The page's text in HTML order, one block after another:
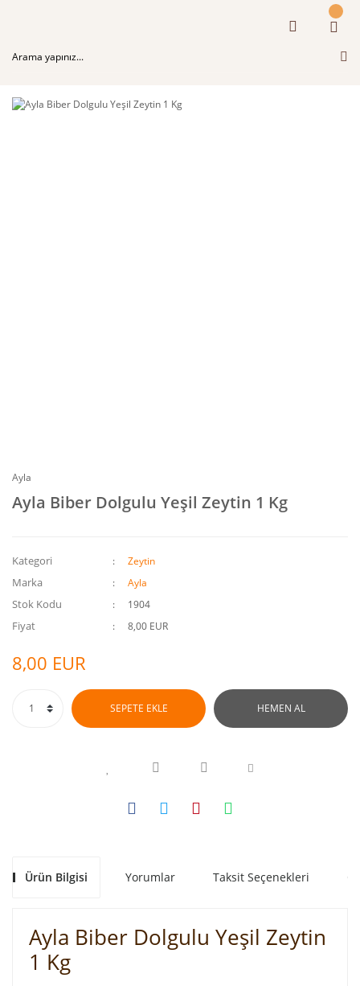
Ayla
Ayla Biber Dolgulu Yeşil Zeytin 1 Kg
Kategori Zeytin
Marka Ayla
Stok Kodu 1904
Fiyat 8,00 EUR
8,00 EUR
SEPETE EKLE HEMEN AL
Ürün Bilgisi Yorumlar Taksit Seçenekleri
Ayla Biber Dolgulu Yeşil Zeytin
1 Kg